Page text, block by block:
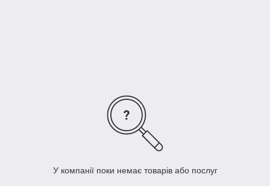
У компанії поки немає товарів або послуг